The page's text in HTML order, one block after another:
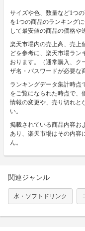
サイズや色、数量など1つ
を1つの商品のランキング
して最安値の商品の価格や
楽天市場内の売上高、売上
どを参考に、楽天市場ラン
おります。（通常購入、ク
ザ名・パスワードが必要な
ランキングデータ集計時点
をご覧になられた時点で、
情報の変更や、売り切れと
い。
掲載されている商品内容お
あり、楽天市場はその内容
ん。
関連ジャンル
水・ソフトドリンク